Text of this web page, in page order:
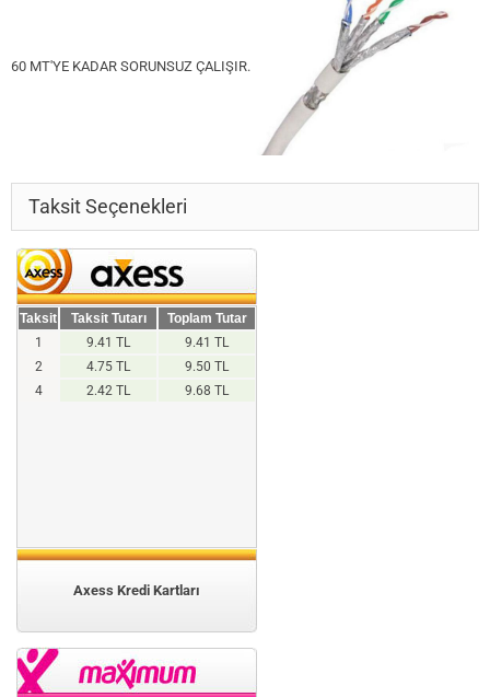
60 MT'YE KADAR SORUNSUZ ÇALIŞIR.
Taksit Seçenekleri
Taksit Taksit Tutarı
Toplam Tutar
1
9.41 TL
9.41 TL
2
4.75 TL
9.50 TL
4
2.42 TL 9.68 TL
Axess Kredi Kartları